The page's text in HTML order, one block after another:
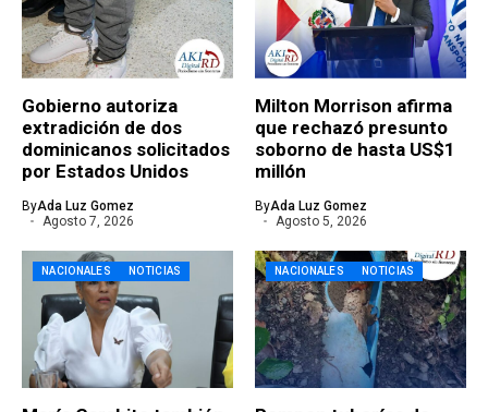
Gobierno autoriza
extradición de dos
dominicanos solicitados
por Estados Unidos
ByAda Luz Gomez
Agosto 7, 2026
Milton Morrison afirma
que rechazó presunto
soborno de hasta US$1
millón
ByAda Luz Gomez
Agosto 5, 2026
NACIONALES NOTICIAS NACIONALES NOTICIAS